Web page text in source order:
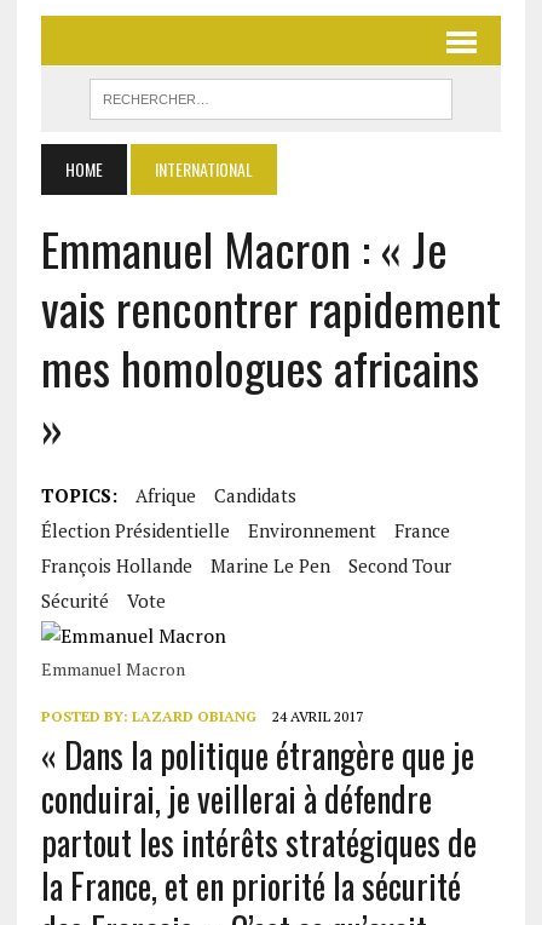
HOME INTERNATIONAL
Emmanuel Macron : « Je
vais rencontrer rapidement
mes homologues africains
»
TOPICS: Afrique
Candidats
Élection Présidentielle
Environnement
France
François Hollande
Marine Le Pen
Second Tour
Sécurité
Vote
Emmanuel Macron
POSTED BY: LAZARD OBIANG 24 AVRIL 2017
« Dans la politique étrangère que je
conduirai, je veillerai à défendre
partout les intérêts stratégiques de
la France, et en priorité la sécurité